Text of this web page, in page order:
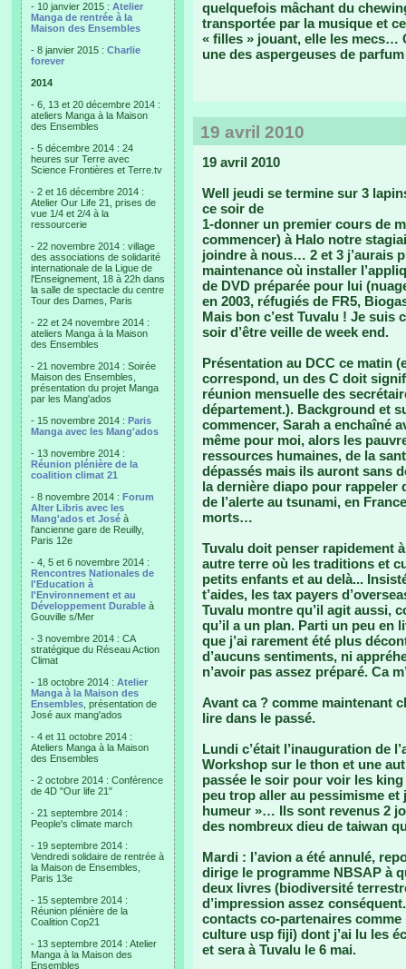
- 10 janvier 2015 : Atelier
Manga de rentrée à la
Maison des Ensembles
- 8 janvier 2015 : Charlie
forever
2014
- 6, 13 et 20 décembre 2014 :
ateliers Manga à la Maison
des Ensembles
- 5 décembre 2014 : 24
heures sur Terre avec
Science Frontières et Terre.tv
- 2 et 16 décembre 2014 :
Atelier Our Life 21, prises de
vue 1/4 et 2/4 à la
ressourcerie
- 22 novembre 2014 : village
des associations de solidarité
internationale de la Ligue de
l'Enseignement, 18 à 22h dans
la salle de spectacle du centre
Tour des Dames, Paris
- 22 et 24 novembre 2014 :
ateliers Manga à la Maison
des Ensembles
- 21 novembre 2014 : Soirée
Maison des Ensembles,
présentation du projet Manga
par les Mang'ados
- 15 novembre 2014 : Paris
Manga avec les Mang'ados
- 13 novembre 2014 :
Réunion plénière de la
coalition climat 21
- 8 novembre 2014 : Forum
Alter Libris avec les
Mang'ados et José à
l'ancienne gare de Reuilly,
Paris 12e
- 4, 5 et 6 novembre 2014 :
Rencontres Nationales de
l'Education à
l'Environnement et au
Développement Durable à
Gouville s/Mer
- 3 novembre 2014 : CA
stratégique du Réseau Action
Climat
- 18 octobre 2014 : Atelier
Manga à la Maison des
Ensembles , présentation de
José aux mang'ados
- 4 et 11 octobre 2014 :
Ateliers Manga à la Maison
des Ensembles
- 2 octobre 2014 : Conférence
de 4D "Our life 21"
- 21 septembre 2014 :
People's climate march
- 19 septembre 2014 :
Vendredi solidaire de rentrée à
la Maison de Ensembles,
Paris 13e
- 15 septembre 2014 :
Réunion plénière de la
Coalition Cop21
- 13 septembre 2014 : Atelier
Manga à la Maison des
Ensembles
quelquefois mâchant du
transportée par la musique et
« filles » jouant, elle les mecs…
une des aspergeuses de
19 avril 2010
19 avril 2010
Well jeudi se termine sur 3
ce soir de
1-donner un premier cours de
commencer) à Halo notre
joindre à nous… 2 et 3 j’aurais
maintenance où installer
de DVD préparée pour lui
en 2003, réfugiés de FR5,
Mais bon c’est Tuvalu ! Je suis
soir d’être veille de week end.
Présentation au DCC ce matin
correspond, un des C doit
réunion mensuelle des
département.). Background et
commencer, Sarah a enchaîné
même pour moi, alors les
ressources humaines, de la
dépassés mais ils auront sans
la dernière diapo pour rappeler
de l’alerte au tsunami, en
morts…
Tuvalu doit penser rapidement
autre terre où les traditions et
petits enfants et au delà...
t’aides, les tax payers
Tuvalu montre qu’il agit aussi,
qu’il a un plan. Parti un peu en
que j’ai rarement été plus
d’aucuns sentiments, ni
n’avoir pas assez préparé. Ca
Avant ca ? comme maintenant
lire dans le passé.
Lundi c’était l’inauguration de
Workshop sur le thon et une
passée le soir pour voir les
peu trop aller au pessimisme et
humeur »… Ils sont revenus 2
des nombreux dieu de taiwan
Mardi : l’avion a été annulé,
dirige le programme NBSAP à
deux livres (biodiversité
d’impression assez
contacts co-partenaires
culture usp fiji) dont j’ai lu les
et sera à Tuvalu le 6 mai.